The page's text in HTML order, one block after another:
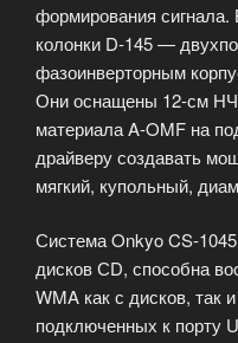
формирования сигнала.
колонки D-145 —
фазоинверторным
Они оснащены 12-см
материала A-OMF на
драйверу создавать
мягкий, купольный,
Система Onkyo CS-
дисков СD, способна
WMA как с дисков, так
подключенных к порту